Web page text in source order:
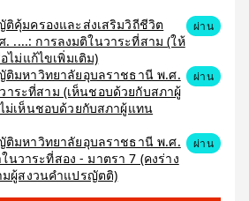
คุ้มครองและส่งเสริมวิถีชีวิต
....: การลงมติในวาระที่สาม (ให้
ไม่แก้ไขเพิ่มเติม)
ผ่าน
มหาวิทยาลัยอุบลราชธานี พ.ศ.
าระที่สาม (เห็นชอบด้วยกับสภาผู้
ม่เห็นชอบด้วยกับสภาผู้แทน
ผ่าน
มหาวิทยาลัยอุบลราชธานี พ.ศ.
นวาระที่สอง - มาตรา 7 (คงร่าง
มผู้สงวนคำแปรญัตติ)
ผ่าน